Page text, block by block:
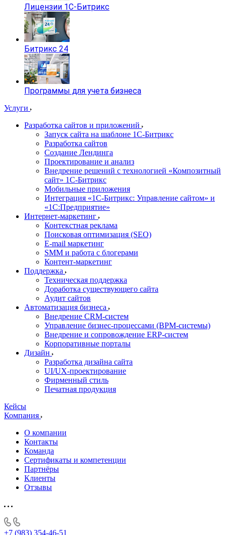
Лицензии 1С-Битрикс
Битрикс 24
Программы для учета бизнеса
Услуги
Разработка сайтов и приложений
Запуск сайта на шаблоне 1С-Битрикс
Разработка сайтов
Создание Лендинга
Проектирование и анализ
Внедрение решений с технологией «Композитный
сайт» 1С-Битрикс
Мобильные приложения
Интеграция «1С-Битрикс: Управление сайтом» и
«1С:Предприятие»
Интернет-маркетинг
Контекстная реклама
Поисковая оптимизация (SEO)
E-mail маркетинг
SMM и работа с блогерами
Контент-маркетинг
Поддержка
Техническая поддержка
Доработка существующего сайта
Аудит сайтов
Автоматизация бизнеса
Внедрение CRM-систем
Управление бизнес-процессами (BPM-системы)
Внедрение и сопровождение ERP-систем
Корпоративные порталы
Дизайн
Разработка дизайна сайта
UI/UX-проектирование
Фирменный стиль
Печатная продукция
Кейсы
Компания
О компании
Контакты
Команда
Сертификаты и компетенции
Партнёры
Клиенты
Отзывы
+7 (983) 354-46-51